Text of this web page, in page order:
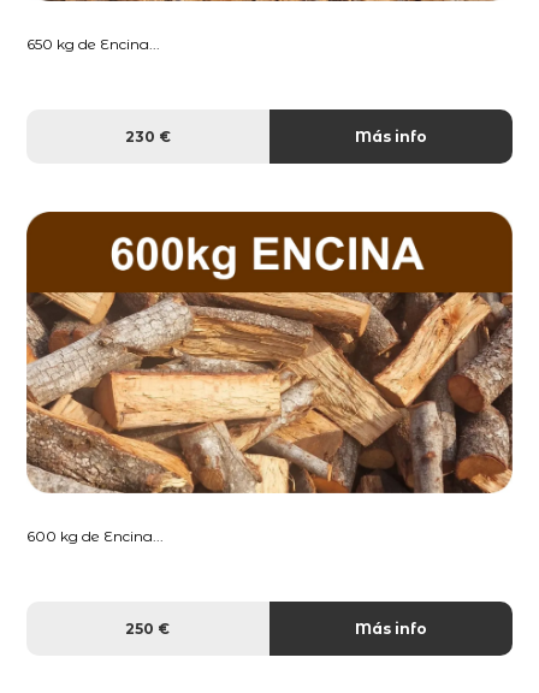
650 kg de Encina...
230 € Más info
600 kg de Encina...
250 € Más info